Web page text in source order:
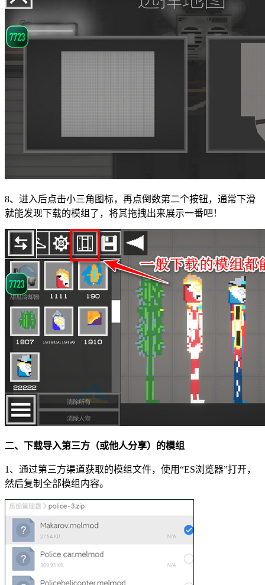
8、进入后点击小三角图标，再点倒数第二个按钮，通常下滑
就能发现下载的模组了，将其拖拽出来展示一番吧！
二、下载导入第三方（或他人分享）的模组
1、通过第三方渠道获取的模组文件，使用“ES浏览器”打开，
然后复制全部模组内容。